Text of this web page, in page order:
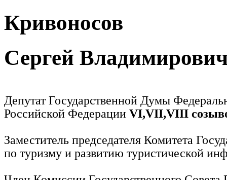
Кривоносов
Сергей
Депутат Государственной Думы
Российской Федерации VI,VII,VIII
Заместитель председателя Комитета
по туризму и развитию туристической